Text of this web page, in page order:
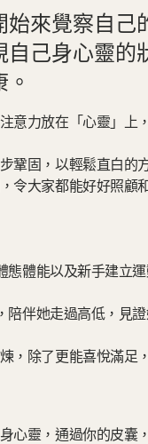
來覺察自己
己身心靈的
意力放在「心靈」上
鞏固，以輕鬆直白的
令大家都能好好照顧
態體能以及新手建立
陪伴她走過高低，見
，除了更能喜悅滿足
心靈，通過你的皮囊